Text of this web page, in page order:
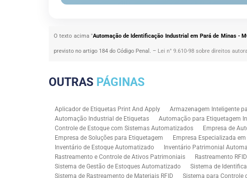
O texto acima "Automação de Identificação Industrial em Pará de Minas -
previsto no artigo 184 do Código Penal. – Lei n° 9.610-98 sobre direitos
OUTRAS PÁGINAS
Aplicador de Etiquetas Print And Apply Armazenagem Inteligente
Automação Industrial de Etiquetas
Automação para Etiquetagem
Controle de Estoque com Sistemas Automatizados
Empresa de
Empresa de Soluções para Etiquetagem
Empresa Especializada
Inventário de Estoque Automatizado
Inventário Patrimonial
Rastreamento e Controle de Ativos Patrimoniais
Rastreamento
Sistema de Gestão de Estoques Automatizado
Sistema de
Sistema de Rastreamento de Materiais RFID
Sistema para Controle